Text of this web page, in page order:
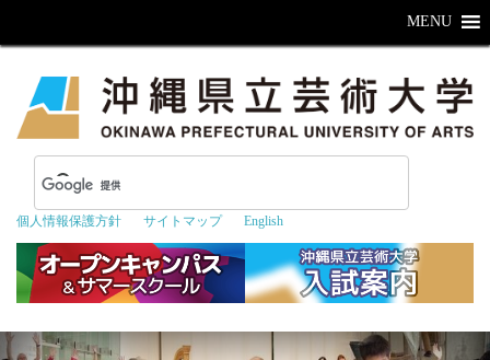
個人情報保護方針 サイトマップ English
MENU